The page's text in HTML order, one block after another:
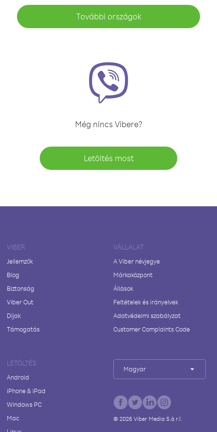
További országok
Még nincs Vibere?
Letöltés most
VIBER
Jellemzők
Blog
Biztonság
Viber Out
Díjak
Támogatás
VÁLLALAT
A Viber névjegye
Márkaközpont
Állások
Feltételek és irányelvek
Adatvédelmi szabályzat
Customer Complaints Code
LETÖLTÉS
Android
iPhone & iPad
Windows PC
Mac
Magyar
© 2026Viber Media S.à r.l.